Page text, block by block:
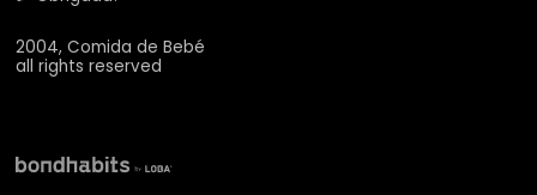
2004, Comida de Bebé
all rights reserved